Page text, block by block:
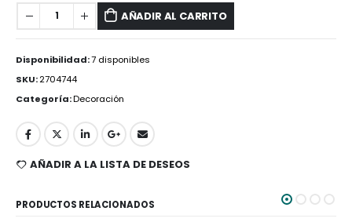
AÑADIR AL CARRITO
Disponibilidad:7 disponibles
SKU:2704744
Categoría:Decoración
AÑADIR A LA LISTA DE DESEOS
PRODUCTOS RELACIONADOS